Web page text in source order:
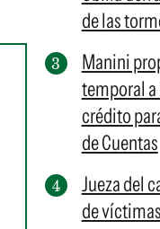
de las
Manini
temporal
crédito
de Cuentas
Jueza del
de